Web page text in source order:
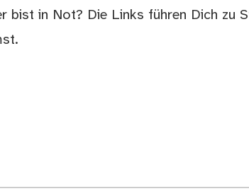
in Not? Die Links führen Dich zu